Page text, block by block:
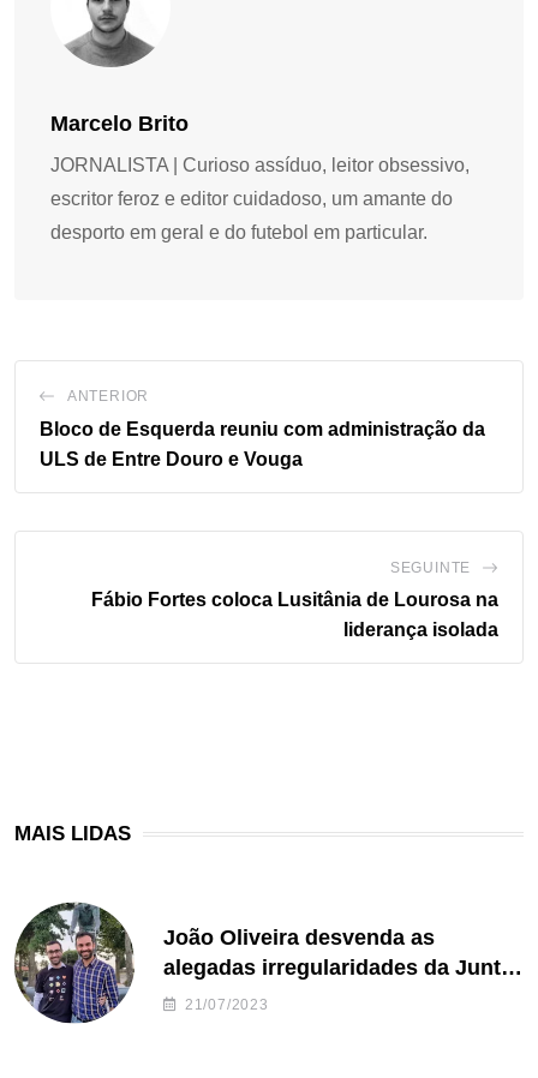
Marcelo Brito
JORNALISTA | Curioso assíduo, leitor obsessivo,
escritor feroz e editor cuidadoso, um amante do
desporto em geral e do futebol em particular.
ANTERIOR
Bloco de Esquerda reuniu com administração da
ULS de Entre Douro e Vouga
SEGUINTE
Fábio Fortes coloca Lusitânia de Lourosa na
liderança isolada
MAIS LIDAS
João Oliveira desvenda as
alegadas irregularidades da Junta
de Freguesia S. João de Ver
21/07/2023